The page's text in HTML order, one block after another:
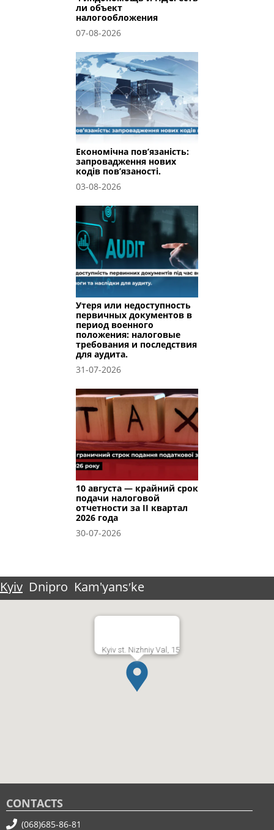
ли объект
налогообложения
07-08-2026
Економічна пов’язаність:
запровадження нових
кодів пов’язаності.
03-08-2026
Утеря или недоступность
первичных документов в
период военного
положения: налоговые
требования и последствия
для аудита.
31-07-2026
10 августа — крайний срок
подачи налоговой
отчетности за II квартал
2026 года
30-07-2026
Kyiv Dnipro Kam'yansʹke
Kyiv st. Nizhniy Val, 15
CONTACTS
(068)685-86-81